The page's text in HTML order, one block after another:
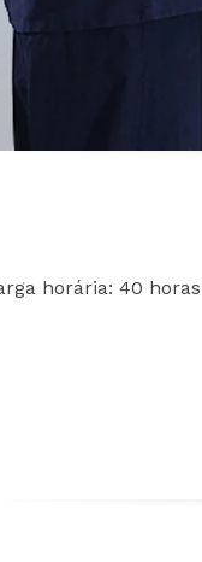
horária: 40 horas